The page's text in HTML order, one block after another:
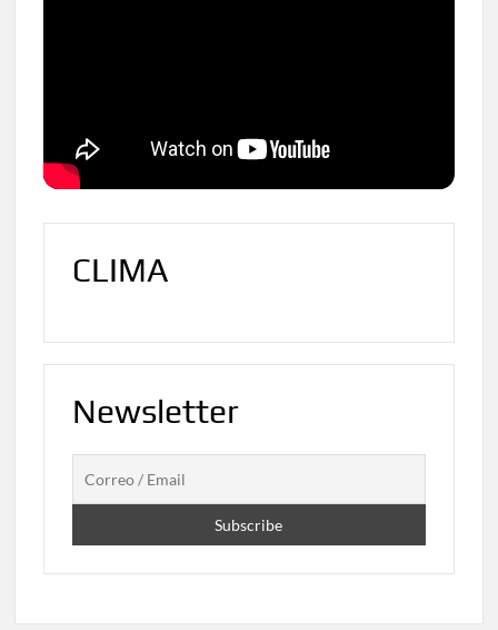
CLIMA
Newsletter